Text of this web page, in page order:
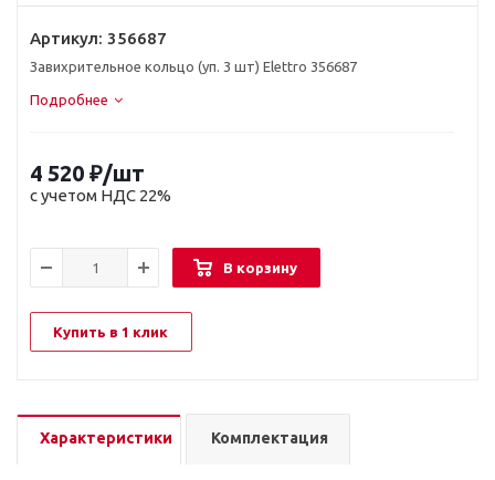
Артикул: 356687
Завихрительное кольцо (уп. 3 шт) Elettro 356687
Подробнее
4 520 ₽/шт
с учетом НДС 22%
В корзину
Купить в 1 клик
Характеристики Комплектация